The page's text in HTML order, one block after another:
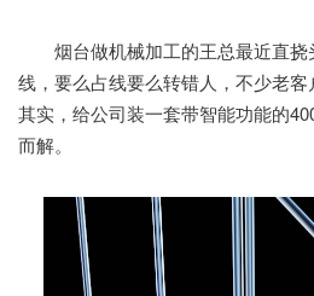
烟台做机械加工的王总最近直
线，要么占线要么转错人，不少老客
其实，给公司装一套带智能功能的
而解。